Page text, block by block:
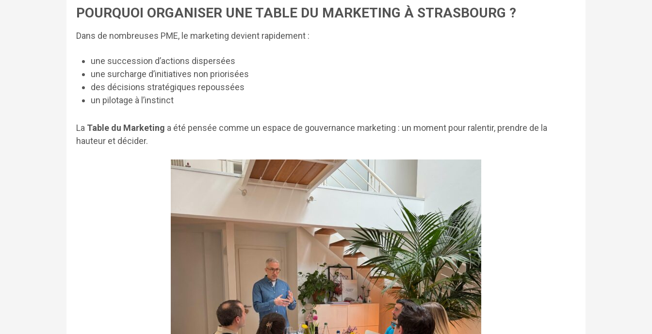
POURQUOI ORGANISER UNE TABLE DU MARKETING À STRASBOURG ?
Dans de nombreuses PME, le marketing devient rapidement :
une succession d’actions dispersées
une surcharge d’initiatives non priorisées
des décisions stratégiques repoussées
un pilotage à l’instinct
La Table du Marketing a été pensée comme un espace de gouvernance marketing : un moment pour ralentir, prendre de la
hauteur et décider.